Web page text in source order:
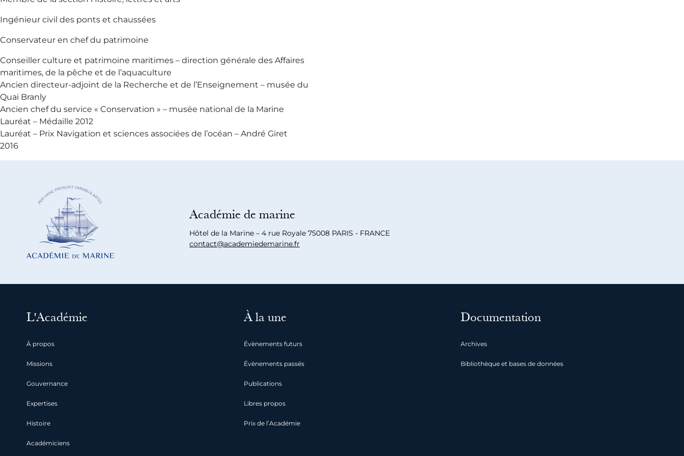
Ingénieur civil des ponts et chaussées
Conservateur en chef du patrimoine
Conseiller culture et patrimoine maritimes – direction générale des Affaires
maritimes, de la pêche et de l’aquaculture
Ancien directeur-adjoint de la Recherche et de l’Enseignement – musée du
Quai Branly
Ancien chef du service « Conservation » – musée national de la Marine
Lauréat – Médaille 2012
Lauréat – Prix Navigation et sciences associées de l’océan – André Giret
2016
Académie de marine
Hôtel de la Marine – 4 rue Royale 75008 PARIS - FRANCE
contact@academiedemarine.fr
L'Académie
À propos
Missions
Gouvernance
Expertises
Histoire
Académiciens
À la une
Évènements futurs
Évènements passés
Publications
Libres propos
Prix de l’Académie
Documentation
Archives
Bibliothèque et bases de données